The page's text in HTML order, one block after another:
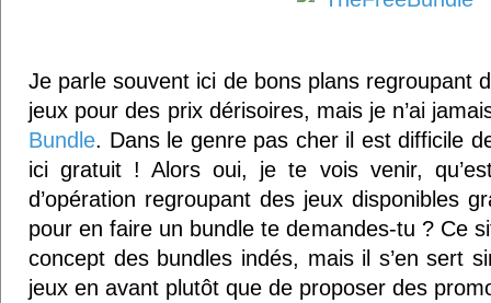
Je parle souvent ici de bons plans regroupant
jeux pour des prix dérisoires, mais je n’ai
Bundle. Dans le genre pas cher il est difficile
ici gratuit ! Alors oui, je te vois venir,
d’opération regroupant des jeux disponibles
pour en faire un bundle te demandes-tu ? Ce
concept des bundles indés, mais il s’en sert
jeux en avant plutôt que de proposer des